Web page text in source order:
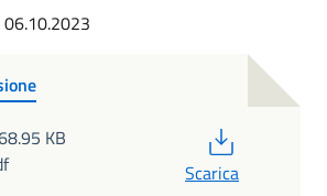
KB
Scarica